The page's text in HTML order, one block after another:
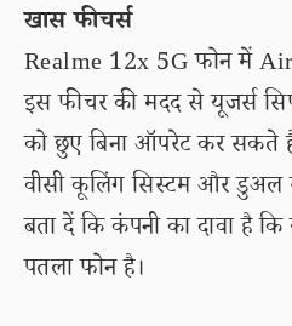
खास फीचर्स
Realme 12x 5G फोन में
इस फीचर की मदद से यूजर्स
को छुए बिना ऑपरेट कर सकते
वीसी कूलिंग सिस्टम और डुअल
बता दें कि कंपनी का दावा है
पतला फोन है।